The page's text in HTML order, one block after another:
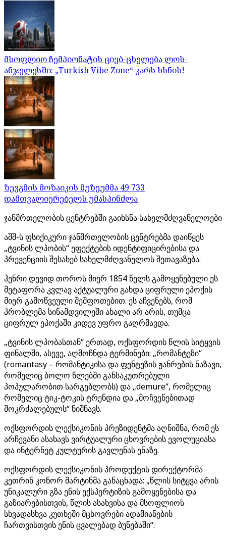
მსოფლიო ჩემპიონატის ციებ-ცხელება ლოს-
ანჯელესში: „Turkish Vibe Zone“ კარს ხსნის!
ზევგმის მოზაიკის მუზეუმმა 49 733
დამთვალიერებელს უმასპინძლა
ჯანმრთელობის ცენტრებში გაიხსნა სახელმძღვანელოები
აშშ-ს ფსიქიკური ჯანმრთელობის ცენტრებმა დაიწყეს
„ტვინის ლპობის“ ეფექტების იდენტიფიცირებისა და
პრევენციის შესახებ სახელმძღვანელოს შეთავაზება.
ჰენრი დევიდ თოროს მიერ 1854 წელს გამოყენებული ეს
მეტაფორა კვლავ აქტუალური გახდა ციფრული ეპოქის
მიერ გამოწვეული შეშფოთებით. ეს აჩვენებს, რომ
პრობლემა სინამდვილეში ახალი არ არის, თუმცა
ციფრულ ეპოქაში კიდევ უფრო გაღრმავდა.
„ტვინის ლპობასთან“ ერთად, ოქსფორდის წლის სიტყვის
ფინალში, ასევე, აღმოჩნდა ტერმინები: „რომანტეზი“
(romantasy – რომანტიკისა და ფენტეზის ჟანრების ნაზავი,
რომელიც ბოლო წლებში განსაკუთრებული
პოპულარობით სარგებლობს) და „demure“, რომელიც
რომელიც ტიკ-ტოკის ტრენდია და „მოჩვენებითად
მოკრძალებულს“ ნიშნავს.
ოქსფორდის ლექსიკონის პრეზიდენტმა აღნიშნა, რომ ეს
არჩევანი ასახავს ვირტუალური ცხოვრების ევოლუციასა
და ინტერნეტ კულტურის გავლენას ენაზე.
ოქსფორდის ლექსიკონის პროდუქტის დირექტორმა
კეთრინ კონორ მარტინმა განაცხადა: „წლის სიტყვა არის
უნიკალური გზა ენის ექსპერტიზის გამოყენებისა და
გაზიარებისთვის, წლის ასახვისა და მსოფლიოს
სხვადასხვა კუთხეში მცხოვრები ადამიანების
ჩართვისთვის ენის ცვალებად ბუნებაში“.